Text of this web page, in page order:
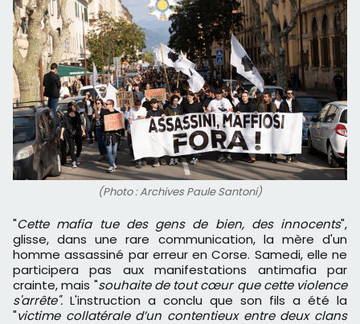
(Photo : Archives Paule Santoni)
" Cette mafia tue des gens de bien, des innocents",
glisse, dans une rare communication, la mère d'un
homme assassiné par erreur en Corse. Samedi, elle ne
participera pas aux manifestations antimafia par
crainte, mais "souhaite de tout cœur que cette violence
s'arrête". L'instruction a conclu que son fils a été la
"victime collatérale d’un contentieux entre deux clans